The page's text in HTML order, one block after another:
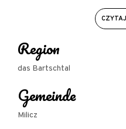
der Natur zu lauschen.
"Baumhauses" und
15:00 Uhr zur
Feiertagen ist die
Umgebung ist
Region
das Bartschtal
Gemeinde
Milicz